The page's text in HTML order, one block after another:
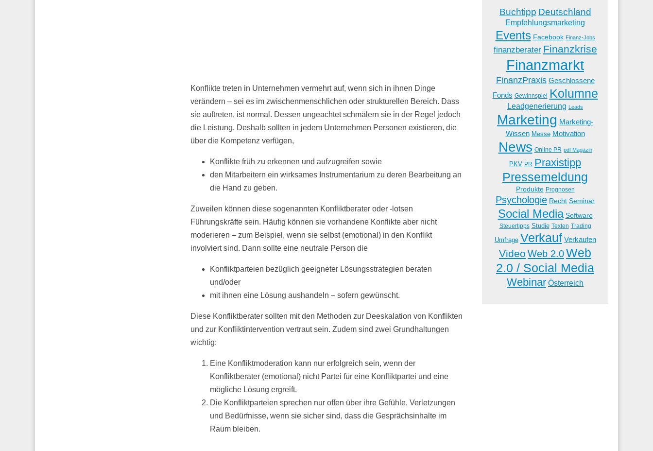
Konflikte treten in Unternehmen vermehrt auf, wenn sich in ihnen Dinge
verändern – sei es im zwischenmenschlichen oder strukturellen Bereich. Dass
sie auftreten, ist normal. Dessen ungeachtet schmälern sie in der Regel jedoch
die Leistung. Deshalb sollten in jedem Unternehmen Personen existieren, die
über die Kompetenz verfügen,
Konflikte früh zu erkennen und aufzugreifen sowie
den Mitarbeitern ein wirksames Instrumentarium zu deren Bearbeitung an
die Hand zu geben.
Zuweilen können diese sogenannten Konfliktberater oder -lotsen
Führungskräfte sein. Häufig können sie vorhandene Konflikte aber nicht
moderieren – zum Beispiel, wenn sie selbst (emotional) in den Konflikt
involviert sind. Dann sollte eine neutrale Person die
Konfliktparteien bezüglich geeigneter Lösungsstrategien beraten
und/oder
mit ihnen eine Lösung aushandeln – sofern gewünscht.
Diese Konfliktberater sollten mit den Methoden zur Deeskalation von Konflikten
und zur Konfliktintervention vertraut sein. Zudem sind zwei Grundhaltungen
wichtig:
Eine Konfliktmoderation kann nur erfolgreich sein, wenn der
Konfliktberater (emotional) nicht Partei für eine Konfliktpartei und eine
mögliche Lösung ergreift.
Die Konfliktparteien sprechen nur offen über ihre Gefühle, Verletzungen
und Bedürfnisse, wenn sie sicher sind, dass die Gesprächsinhalte im
Raum bleiben.
Buchtipp Deutschland
Empfehlungsmarketing
Events Facebook Finanz-Jobs
finanzberater Finanzkrise
Finanzmarkt
FinanzPraxis Geschlossene
Fonds Gewinnspiel Kolumne
Leadgenerierung Leads
Marketing Marketing-
Wissen Messe Motivation
News Online PR pdf Magazin
PKV PR Praxistipp
Pressemeldung
Produkte Prognosen
Psychologie Recht Seminar
Social Media Software
Steuertipps Studie Texten Trading
Umfrage Verkauf Verkaufen
Video Web 2.0Web
2.0 / Social Media
Webinar Österreich